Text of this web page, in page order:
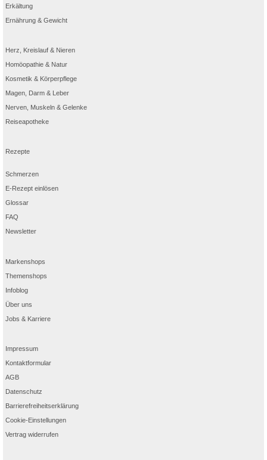
Erkältung
Ernährung & Gewicht
Herz, Kreislauf & Nieren
Homöopathie & Natur
Kosmetik & Körperpflege
Magen, Darm & Leber
Nerven, Muskeln & Gelenke
Reiseapotheke
Rezepte
Schmerzen
E-Rezept einlösen
Glossar
FAQ
Newsletter
Markenshops
Themenshops
Infoblog
Über uns
Jobs & Karriere
Impressum
Kontaktformular
AGB
Datenschutz
Barrierefreiheitserklärung
Cookie-Einstellungen
Vertrag widerrufen